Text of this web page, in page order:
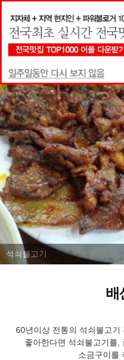
맛집
석쇠불고기
배
60년이상 전통의 석쇠불고
좋아한다면 석쇠불고기를,
소금구이를